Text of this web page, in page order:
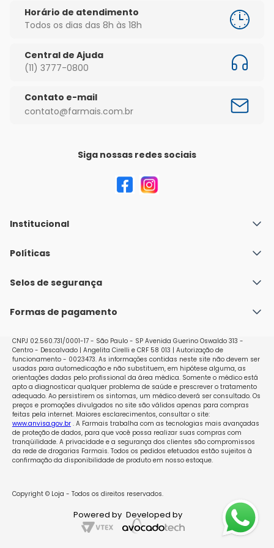
Horário de atendimento
Todos os dias das 8h às 18h
Central de Ajuda
(11) 3777-0800
Contato e-mail
contato@farmais.com.br
Siga nossas redes sociais
Institucional
Quem Somos
Nossas lojas
Políticas
Política de Envio
Políticas de Trocas e Devoluções
Selos de segurança
Formas de pagamento
CNPJ 02.560.731/0001-17 - São Paulo - SP Avenida Guerino Oswaldo 313 -
Centro - Descalvado | Angelita Cirelli e CRF 58 013 | Autorização de
funcionamento - 0023473. As informações contidas neste site não devem ser
usadas para automedicação e não substituem, em hipótese alguma, as
orientações dadas pelo profissional da área médica. Somente o médico está
apto a diagnosticar qualquer problema de saúde e prescrever o tratamento
adequado. Ao persistirem os sintomas, um médico deverá ser consultado. Os
preços e promoções divulgados no site são válidos apenas para compras
feitas pela internet. Maiores esclarecimentos, consultar o site:
www.anvisa.gov.br. A Farmais trabalha com as tecnologias mais avançadas
de proteção de dados, para que você possa realizar suas compras com
tranqüilidade. A privacidade e a segurança dos clientes são compromissos
da rede de drogarias Farmais. Todos os pedidos efetuados estão sujeitos à
confirmação da disponibilidade de produto em nosso estoque.
Copyright © Loja - Todos os direitos reservados.
Powered by Developed by